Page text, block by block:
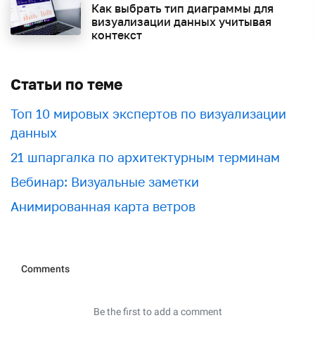
Как выбрать тип диаграммы для
визуализации данных учитывая
контекст
Статьи по теме
Топ 10 мировых экспертов по визуализации
данных
21 шпаргалка по архитектурным терминам
Вебинар: Визуальные заметки
Анимированная карта ветров